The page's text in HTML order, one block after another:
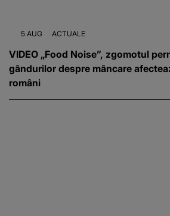
5 AUG ACTUALE
VIDEO „Food Noise”, zgomotul
gândurilor despre mâncare
români